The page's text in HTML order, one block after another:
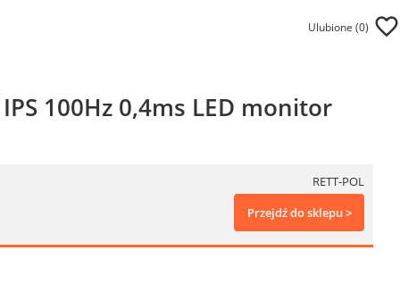
Ulubione (0)
100Hz 0,4ms LED monitor
RETT-POL
Przejdź do sklepu >